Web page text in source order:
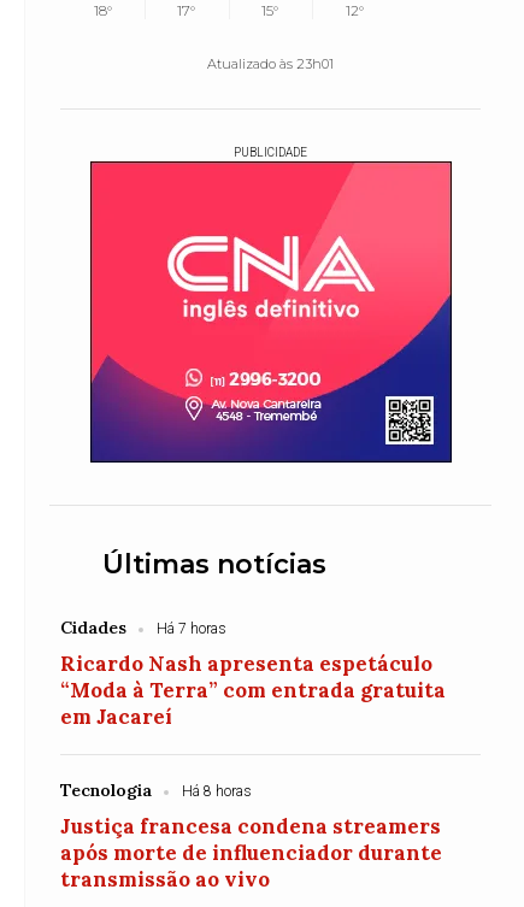
18°
17°
15°
12°
Atualizado às 23h01
PUBLICIDADE
Últimas notícias
Cidades Há 7 horas
Ricardo Nash apresenta espetáculo
“Moda à Terra” com entrada gratuita
em Jacareí
Tecnologia Há 8 horas
Justiça francesa condena streamers
após morte de influenciador durante
transmissão ao vivo